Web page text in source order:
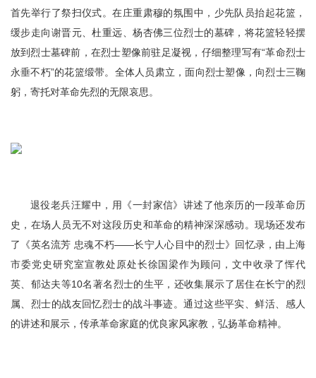
首先举行了祭扫仪式。在庄重肃穆的氛围中，少先队员抬起花篮，
缓步走向谢晋元、杜重远、杨杏佛三位烈士的墓碑，将花篮轻轻摆
放到烈士墓碑前，在烈士塑像前驻足凝视，仔细整理写有“革命烈士
永垂不朽”的花篮缎带。全体人员肃立，面向烈士塑像，向烈士三鞠
躬，寄托对革命先烈的无限哀思。
退役老兵汪耀中，用《一封家信》讲述了他亲历的一段革命历
史，在场人员无不对这段历史和革命的精神深深感动。现场还发布
了《英名流芳 忠魂不朽——长宁人心目中的烈士》回忆录，由上海
市委党史研究室宣教处原处长徐国梁作为顾问，文中收录了恽代
英、郁达夫等10名著名烈士的生平，还收集展示了居住在长宁的烈
属、烈士的战友回忆烈士的战斗事迹。通过这些平实、鲜活、感人
的讲述和展示，传承革命家庭的优良家风家教，弘扬革命精神。